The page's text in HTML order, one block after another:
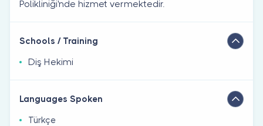
Polikliniği'nde hizmet vermektedir.
Schools / Training
Diş Hekimi
Languages Spoken
Türkçe